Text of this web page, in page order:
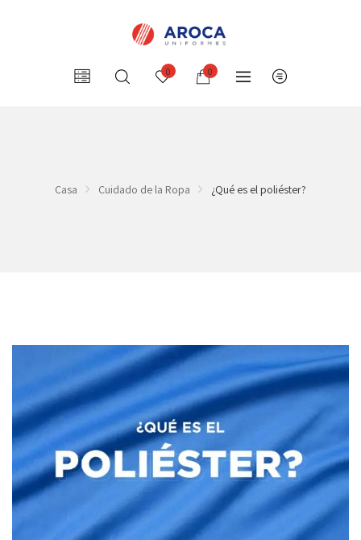
0 0
Casa Cuidado de la Ropa ¿Qué es el poliéster?